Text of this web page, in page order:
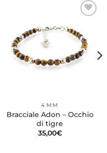
alla lista
dei
desideri
4 MM
Bracciale Adon – Occhio
di tigre
35,00€